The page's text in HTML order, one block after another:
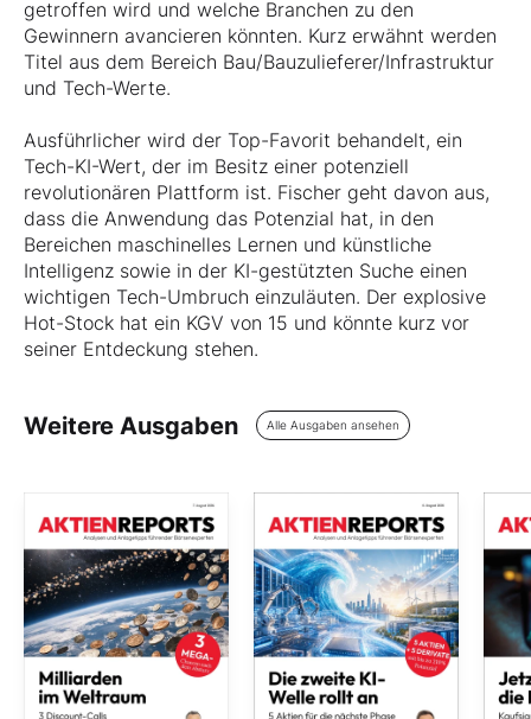
getroffen wird und welche Branchen zu den
Gewinnern avancieren könnten. Kurz erwähnt werden
Titel aus dem Bereich Bau/Bauzulieferer/Infrastruktur
und Tech-Werte.
Ausführlicher wird der Top-Favorit behandelt, ein
Tech-KI-Wert, der im Besitz einer potenziell
revolutionären Plattform ist. Fischer geht davon aus,
dass die Anwendung das Potenzial hat, in den
Bereichen maschinelles Lernen und künstliche
Intelligenz sowie in der KI-gestützten Suche einen
wichtigen Tech-Umbruch einzuläuten. Der explosive
Hot-Stock hat ein KGV von 15 und könnte kurz vor
seiner Entdeckung stehen.
Weitere Ausgaben Alle Ausgaben ansehen